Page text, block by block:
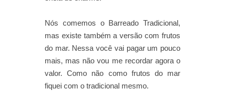
Nós comemos o Barreado Tradicional,
mas existe também a versão com frutos
do mar. Nessa você vai pagar um pouco
mais, mas não vou me recordar agora o
valor. Como não como frutos do mar
fiquei com o tradicional mesmo.